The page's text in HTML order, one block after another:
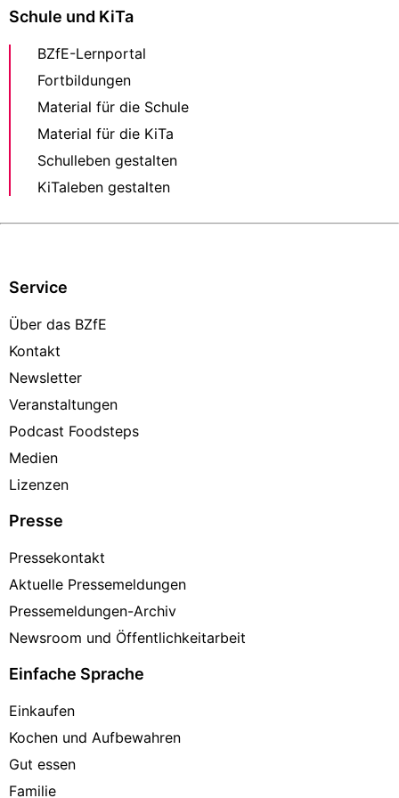
Schule und KiTa
BZfE-Lernportal
Fortbildungen
Material für die Schule
Material für die KiTa
Schulleben gestalten
KiTaleben gestalten
Service
Über das BZfE
Kontakt
Newsletter
Veranstaltungen
Podcast Foodsteps
Medien
Lizenzen
Presse
Pressekontakt
Aktuelle Pressemeldungen
Pressemeldungen-Archiv
Newsroom und Öffentlichkeitarbeit
Einfache Sprache
Einkaufen
Kochen und Aufbewahren
Gut essen
Familie